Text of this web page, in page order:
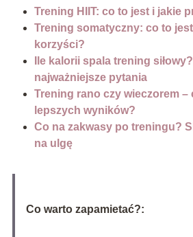
Trening HIIT: co to jest i jakie
Trening somatyczny: co to
korzyści?
Ile kalorii spala trening
najważniejsze pytania
Trening rano czy wieczorem –
lepszych wyników?
Co na zakwasy po treningu?
na ulgę
Co warto zapamietać?: